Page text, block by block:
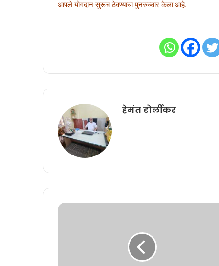
आपले योगदान सुरूच ठेवण्याचा पुनरुच्चार केला आहे.
हेमंत डोर्लीकर